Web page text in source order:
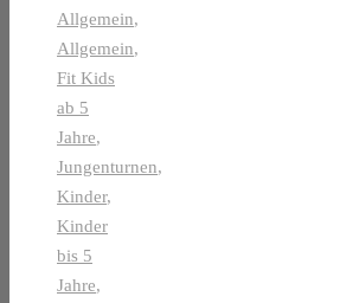
Allgemein,
Allgemein,
Fit Kids
ab 5
Jahre,
Jungenturnen,
Kinder,
Kinder
bis 5
Jahre,